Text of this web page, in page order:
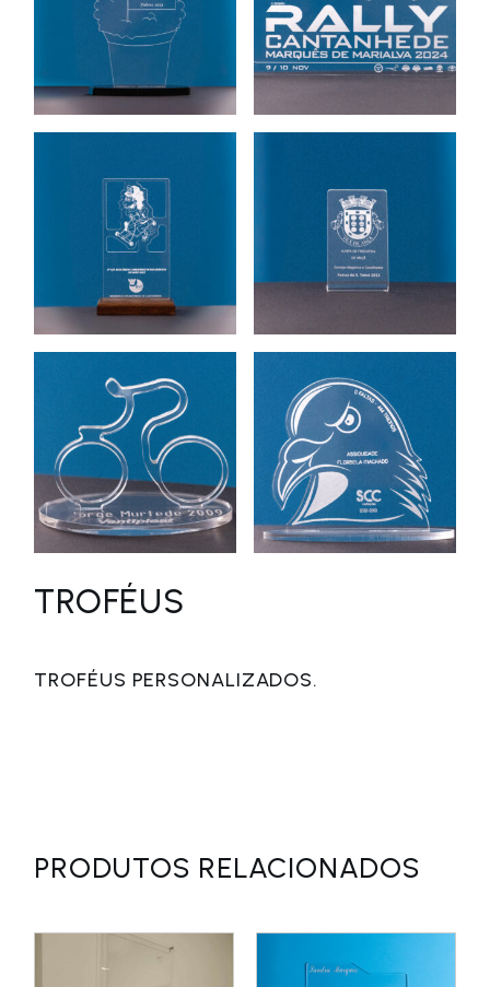
TROFÉUS
TROFÉUS PERSONALIZADOS.
PRODUTOS RELACIONADOS